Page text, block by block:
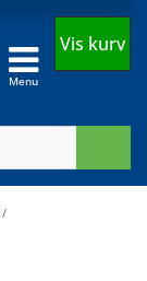
Menu
Vis kurv
/